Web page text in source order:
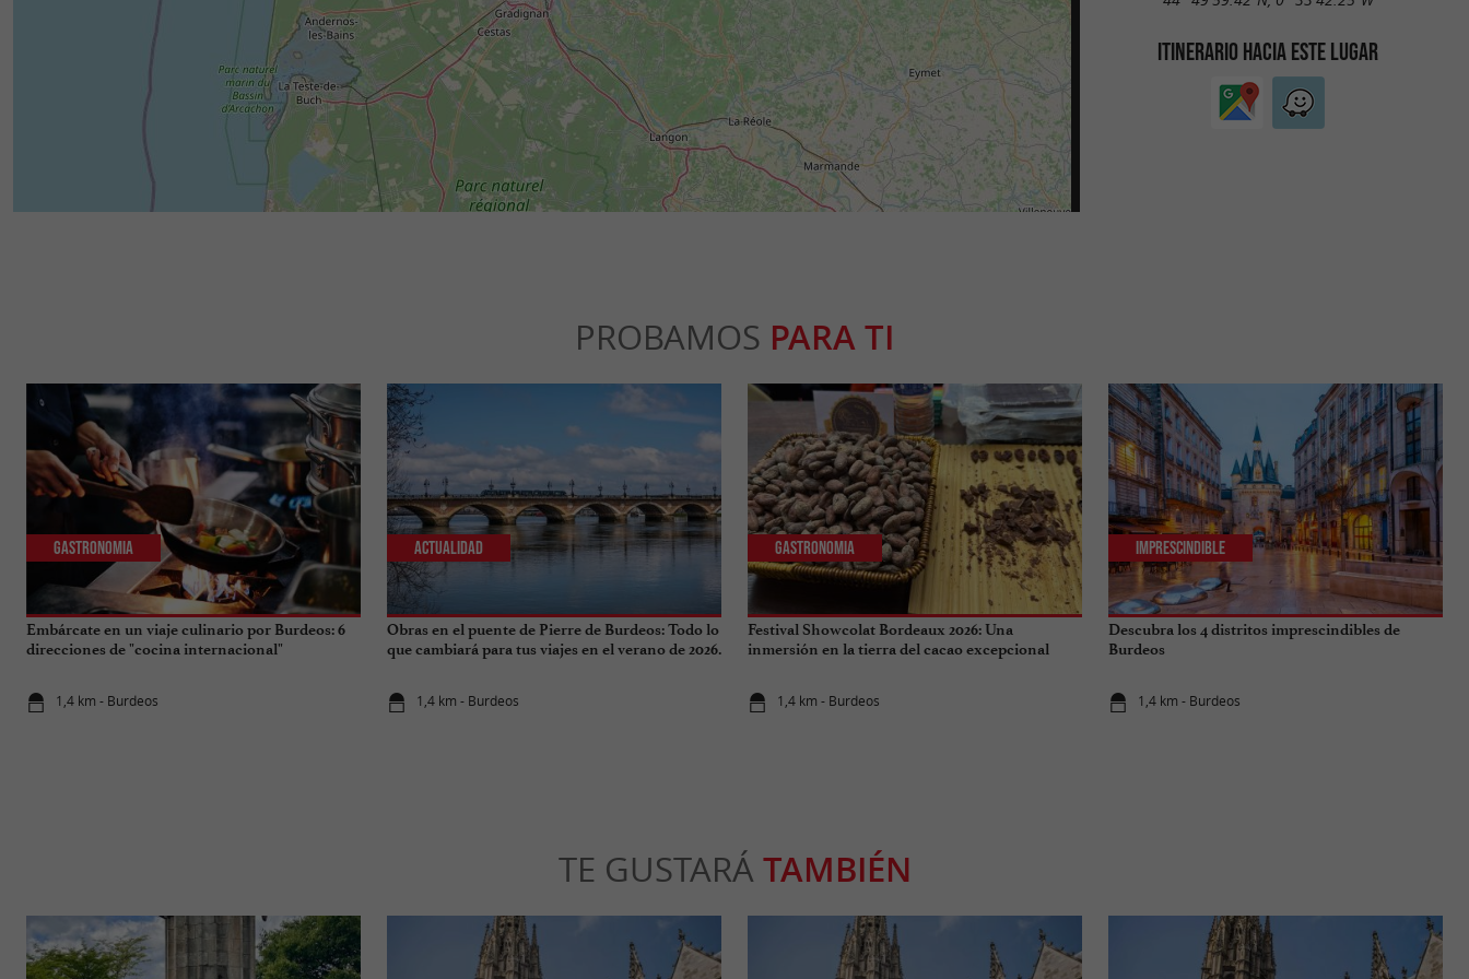
ITINERARIO HACIA ESTE LUGAR
PROBAMOS PARA TI
Embárcate en un viaje culinario por Burdeos: 6
direcciones de "cocina internacional"
1,4 km - Burdeos
Gastronomia
Obras en el puente de Pierre de Burdeos: Todo lo
que cambiará para tus viajes en el verano de 2026.
1,4 km - Burdeos
Actualidad
Festival Showcolat Bordeaux 2026: Una
inmersión en la tierra del cacao excepcional
1,4 km - Burdeos
Gastronomia
Descubra los 4 distritos imprescindibles de
Burdeos
1,4 km - Burdeos
Imprescindible
TE GUSTARÁTAMBIÉN